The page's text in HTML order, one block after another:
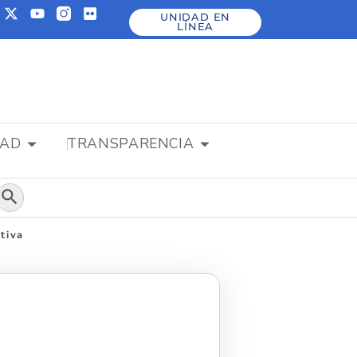
UNIDAD EN
LÍNEA
TRANSPARENCIA
de búsqueda